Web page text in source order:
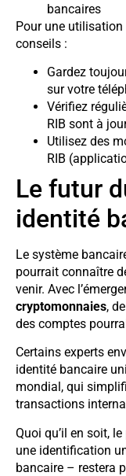
bancaires
Pour une utilisation
conseils :
Gardez
sur votre
Vérifiez
RIB sont à
Utilisez des
RIB
Le futur
identité
Le système
pourrait connaître
venir. Avec
cryptomonnaies,
des comptes
Certains experts
identité bancaire
mondial, qui
transactions
Quoi qu’il en soit,
une identification
bancaire – restera